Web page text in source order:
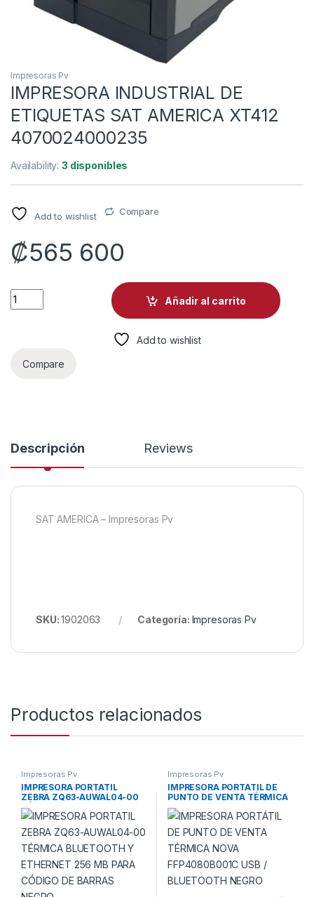
Impresoras Pv
IMPRESORA INDUSTRIAL DE
ETIQUETAS SAT AMERICA XT412
4070024000235
Availability:3 disponibles
Add to wishlist Compare
₡565 600
IMPRESORA INDUSTRIAL DE ETIQUETAS SAT AMERICA
Añadir al carrito
Add to wishlist
Compare
Descripción Reviews
SAT AMERICA – Impresoras Pv
SKU:1902063 Categoría: Impresoras Pv
Productos relacionados
Impresoras Pv
IMPRESORA PORTATIL
ZEBRA ZQ63-AUWAL04-00
TÉRMICA BLUETOOTH Y
ETHERNET 256 MB PARA
CÓDIGO DE BARRAS NEGRO
Impresoras Pv
IMPRESORA PORTÁTIL DE
PUNTO DE VENTA TÉRMICA
NOVA FFP4080B001C USB /
BLUETOOTH NEGRO